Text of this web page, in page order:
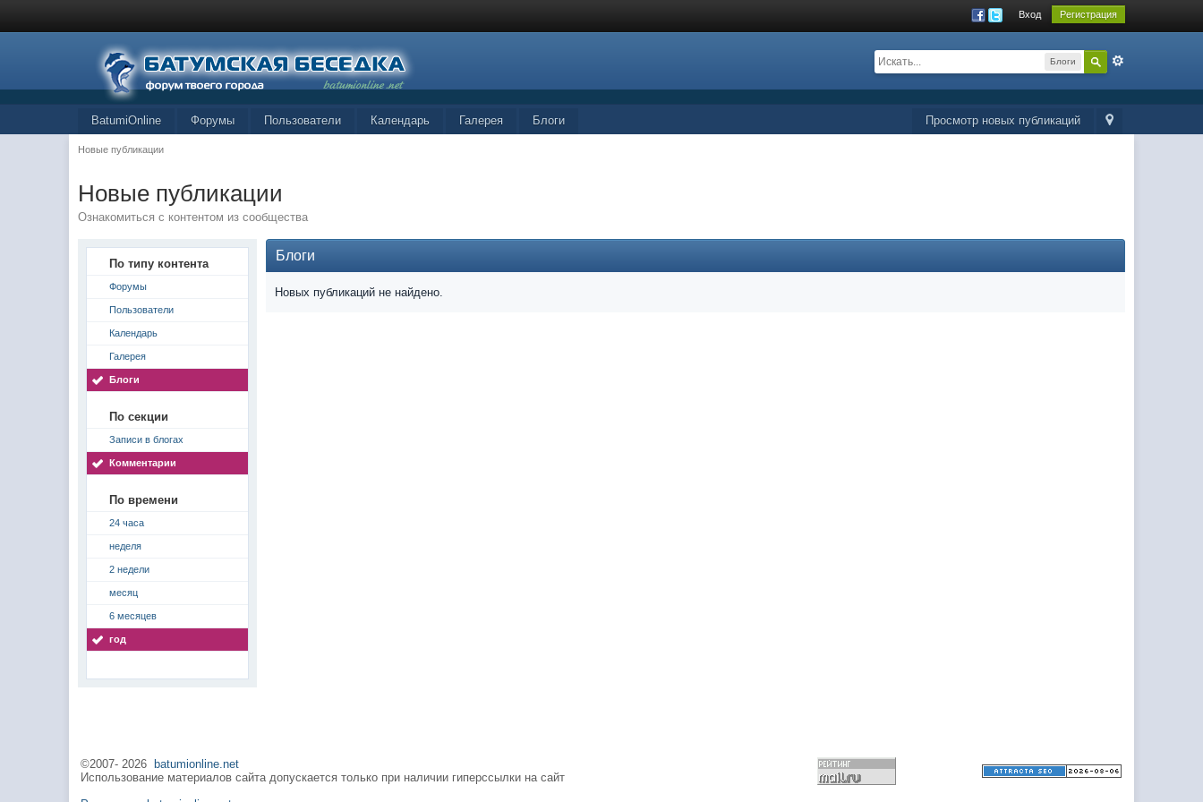
Вход Регистрация
Блоги
Просмотр новых публикаций
BatumiOnline Форумы Пользователи Календарь Галерея Блоги
Новые публикации
Новые публикации
Ознакомиться с контентом из сообщества
По типу контента
Форумы
Пользователи
Календарь
Галерея
Блоги
По секции
Записи в блогах
Комментарии
По времени
24 часа
неделя
2 недели
месяц
6 месяцев
год
Блоги
Новых публикаций не найдено.
©2007-2026
batumionline.net
Использование материалов сайта допускается только при наличии гиперссылки на сайт